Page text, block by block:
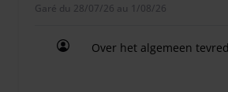
vigueur à l'aéroport de Charleroi, un
Garé du 28/07/26 au 1/08/26
Over het algemeen